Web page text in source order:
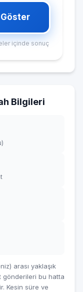
Göster
içinde sonuç
Bilgileri
arası yaklaşık
gönderileri bu hatta
Kesin süre ve